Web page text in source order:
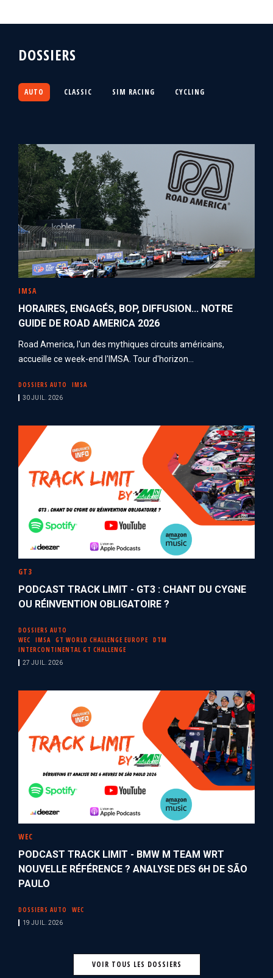
DOSSIERS
AUTO CLASSIC SIM RACING CYCLING
IMSA
HORAIRES, ENGAGÉS, BOP, DIFFUSION... NOTRE
GUIDE DE ROAD AMERICA 2026
Road America, l'un des mythiques circuits américains,
accueille ce week-end l'IMSA. Tour d'horizon...
DOSSIERS AUTO IMSA
30 JUIL. 2026
GT3
PODCAST TRACK LIMIT - GT3 : CHANT DU CYGNE
OU RÉINVENTION OBLIGATOIRE ?
DOSSIERS AUTO
WEC
IMSA GT WORLD CHALLENGE EUROPE
DTM
INTERCONTINENTAL GT CHALLENGE
27 JUIL. 2026
WEC
PODCAST TRACK LIMIT - BMW M TEAM WRT
NOUVELLE RÉFÉRENCE ? ANALYSE DES 6H DE SÃO
PAULO
DOSSIERS AUTO WEC
19 JUIL. 2026
VOIR TOUS LES DOSSIERS